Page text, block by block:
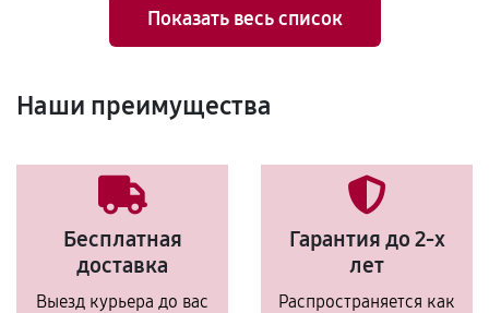
Показать весь список
Наши преимущества
Бесплатная
доставка
Выезд курьера до вас
Гарантия до 2-х
лет
Распространяется как